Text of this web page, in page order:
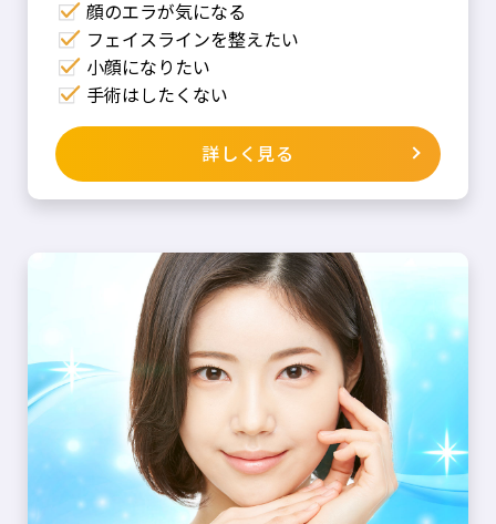
顔のエラが気になる
フェイスラインを整えたい
小顔になりたい
手術はしたくない
詳しく見る